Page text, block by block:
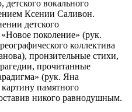
детского вокального
Ксении Саливон.
детского
«Новое поколение» (рук.
коллектива
пронзительные стихи,
прочитанные
(рук. Яна
памятного
никого равнодушным.